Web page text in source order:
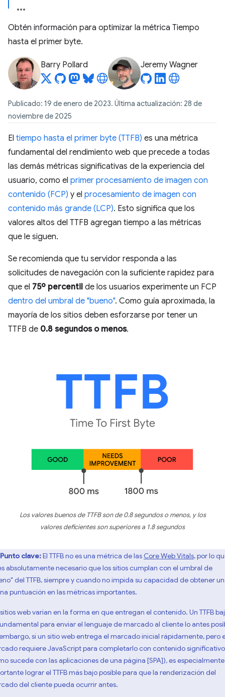
Obtén información para optimizar la métrica Tiempo
hasta el primer byte.
Barry Pollard Jeremy Wagner
Publicado: 19 de enero de 2023. Última actualización: 28 de
noviembre de 2025
El tiempo hasta el primer byte (TTFB) es una métrica
fundamental del rendimiento web que precede a todas
las demás métricas significativas de la experiencia del
usuario, como el primer procesamiento de imagen con
contenido (FCP) y el procesamiento de imagen con
contenido más grande (LCP). Esto significa que los
valores altos del TTFB agregan tiempo a las métricas
que le siguen.
Se recomienda que tu servidor responda a las
solicitudes de navegación con la suficiente rapidez para
que el 75º percentil de los usuarios experimente un FCP
dentro del umbral de "bueno". Como guía aproximada, la
mayoría de los sitios deben esforzarse por tener un
TTFB de 0.8 segundos o menos.
Los valores buenos de TTFB son de 0.8 segundos o menos, y los
valores deficientes son superiores a 1.8 segundos
Punto clave:El TTFB no es una métrica de las Core Web Vitals, por lo
absolutamente necesario que los sitios cumplan con el umbral de
del TTFB, siempre y cuando no impida su capacidad de obtener
puntuación en las métricas importantes.
web varían en la forma en que entregan el contenido. Un TTFB
para enviar el lenguaje de marcado al cliente lo antes
si un sitio web entrega el marcado inicial rápidamente, pero
requiere JavaScript para completarlo con contenido significativo
sucede con las aplicaciones de una página [SPA]), es especialmente
lograr el TTFB más bajo posible para que la renderización del
del cliente pueda ocurrir antes.